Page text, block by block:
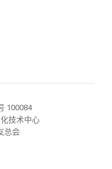
100084
技术中心
总会